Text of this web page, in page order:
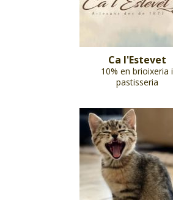
Ca l'Estevet
10% en brioixeria i
pastisseria